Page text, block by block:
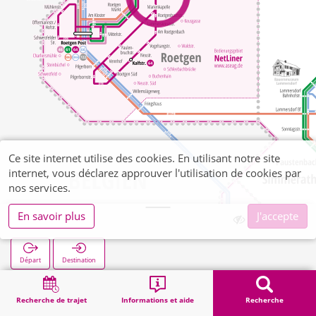
Recherche de trajet Informations et aide Recherche
Knott
Départ Destination
Démarrage Recherche
Ce site internet utilise des cookies. En utilisant notre site
internet, vous déclarez approuver l'utilisation de cookies par
nos services.
En savoir plus
J'accepte